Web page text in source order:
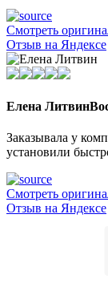
Смотреть
Отзыв на Яндексе
Елена Литвин
Заказывала у
установили
Смотреть
Отзыв на Яндексе